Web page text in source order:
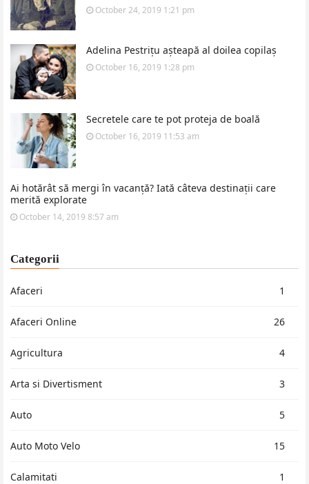
October 24, 2019 1:21 pm
Adelina Pestrițu așteapă al doilea copilaș
October 16, 2019 1:28 pm
Secretele care te pot proteja de boală
October 16, 2019 11:53 am
Ai hotărât să mergi în vacanță? Iată câteva destinații care
merită explorate
October 14, 2019 8:57 am
Categorii
Afaceri 1
Afaceri Online 26
Agricultura 4
Arta si Divertisment 3
Auto 5
Auto Moto Velo 15
Calamitati 1